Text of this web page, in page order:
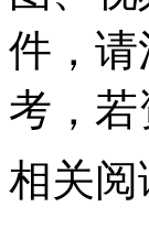
件，请
考，
相关阅